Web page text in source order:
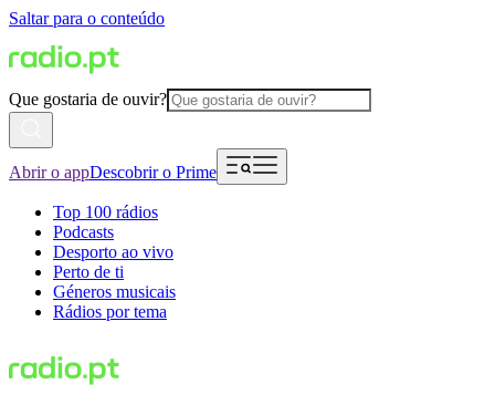
Saltar para o conteúdo
Que gostaria de ouvir?
Abrir o appDescobrir o Prime
Top 100 rádios
Podcasts
Desporto ao vivo
Perto de ti
Géneros musicais
Rádios por tema